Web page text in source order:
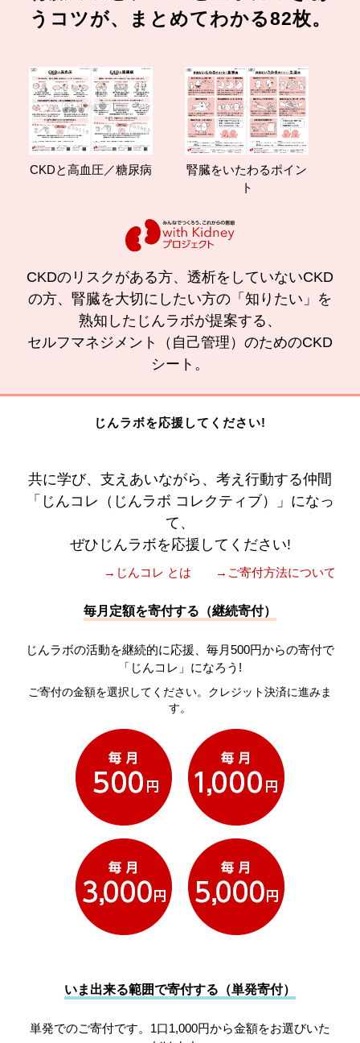
うコツが、まとめてわかる82枚。
CKDと高血圧／糖尿病
腎臓をいたわるポイン
CKDのリスクがある方、透析をしていないCKD
の方、腎臓を大切にしたい方の「知りたい」を
熟知したじんラボが提案する、
セルフマネジメント（自己管理）のためのCKD
シート。
じんラボを応援してください!
共に学び、支えあいながら、考え行動する仲間
「じんコレ（じんラボ コレクティブ）」になっ
て、
ぜひじんラボを応援してください!
→じんコレ とは →ご寄付方法について
毎月定額を寄付する（継続寄付）
じんラボの活動を継続的に応援、毎月500円からの寄付で
「じんコレ」になろう!
ご寄付の金額を選択してください。クレジット決済に進みま
す。
いま出来る範囲で寄付する（単発寄付）
単発でのご寄付です。1口1,000円から金額をお選びいた